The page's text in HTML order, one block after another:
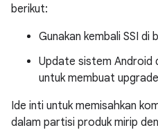
berikut:
Gunakan kembali SSI di
Update sistem Android
untuk membuat
Ide inti untuk memisahkan
dalam partisi produk mirip